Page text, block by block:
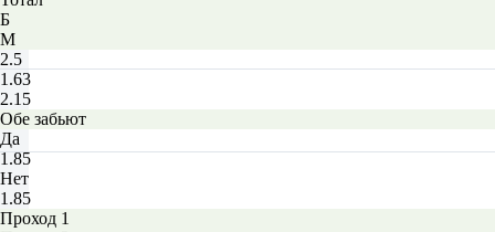
Б
М
2.5
1.63
2.15
Обе забьют
Да
1.85
Нет
1.85
Проход 1